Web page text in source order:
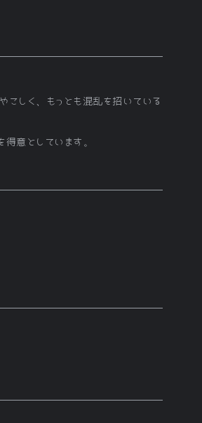
こしく、もっとも混乱を招いている
意としています。